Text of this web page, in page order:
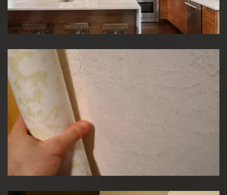
Rénovation de cuisine
Pose de papier peint